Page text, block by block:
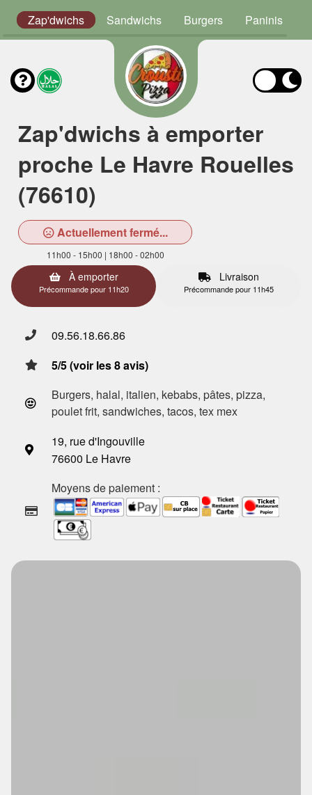
Zap'dwichs Sandwichs Burgers Paninis
Zap'dwichs à emporter
proche Le Havre Rouelles
(76610)
Actuellement fermé...
11h00 - 15h00 | 18h00 - 02h00
À emporter
Précommande pour 11h20
Livraison
Précommande pour 11h45
09.56.18.66.86
5/5 (voir les 8 avis)
Burgers, halal, italien, kebabs, pâtes, pizza,
poulet frit, sandwiches, tacos, tex mex
19, rue d'Ingouville
76600 Le Havre
Moyens de paiement :